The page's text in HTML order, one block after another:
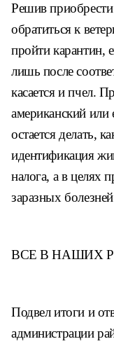
Решив приобрести
обратиться к
пройти карантин,
лишь после
касается и пчел.
американский или
остается делать,
идентификация
налога, а в целях
заразных
ВСЕ В НАШИХ
Подвел итоги и
администрации